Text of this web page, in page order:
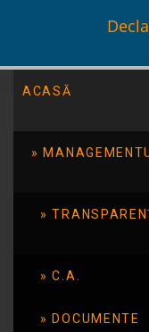
ACASĂ
C.A.
DOCUMENTE
Ludoteca
Panait
Ludoteca